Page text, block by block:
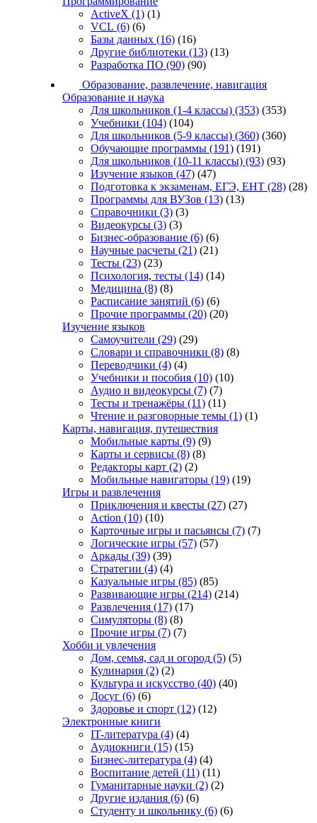
ActiveX (1) (1)
VCL (6) (6)
Базы данных (16) (16)
Другие библиотеки (13) (13)
Разработка ПО (90) (90)
Образование, развлечение, навигация
Образование и наука
Для школьников (1-4 классы) (353) (353)
Учебники (104) (104)
Для школьников (5-9 классы) (360) (360)
Обучающие программы (191) (191)
Для школьников (10-11 классы) (93) (93)
Изучение языков (47) (47)
Подготовка к экзаменам, ЕГЭ, ЕНТ (28) (28)
Программы для ВУЗов (13) (13)
Справочники (3) (3)
Видеокурсы (3) (3)
Бизнес-образование (6) (6)
Научные расчеты (21) (21)
Тесты (23) (23)
Психология, тесты (14) (14)
Медицина (8) (8)
Расписание занятий (6) (6)
Прочие программы (20) (20)
Изучение языков
Самоучители (29) (29)
Словари и справочники (8) (8)
Переводчики (4) (4)
Учебники и пособия (10) (10)
Аудио и видеокурсы (7) (7)
Тесты и тренажёры (11) (11)
Чтение и разговорные темы (1) (1)
Карты, навигация, путешествия
Мобильные карты (9) (9)
Карты и сервисы (8) (8)
Редакторы карт (2) (2)
Мобильные навигаторы (19) (19)
Игры и развлечения
Приключения и квесты (27) (27)
Action (10) (10)
Карточные игры и пасьянсы (7) (7)
Логические игры (57) (57)
Аркады (39) (39)
Стратегии (4) (4)
Казуальные игры (85) (85)
Развивающие игры (214) (214)
Развлечения (17) (17)
Симуляторы (8) (8)
Прочие игры (7) (7)
Хобби и увлечения
Дом, семья, сад и огород (5) (5)
Кулинария (2) (2)
Культура и искусство (40) (40)
Досуг (6) (6)
Здоровье и спорт (12) (12)
Электронные книги
IT-литература (4) (4)
Аудиокниги (15) (15)
Бизнес-литература (4) (4)
Воспитание детей (11) (11)
Гуманитарные науки (2) (2)
Другие издания (6) (6)
Студенту и школьнику (6) (6)